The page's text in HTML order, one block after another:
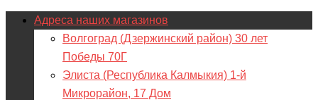
Адреса наших магазинов
Волгоград (Дзержинский район) 30 лет
Победы 70Г
Элиста (Республика Калмыкия) 1-й
Микрорайон, 17 Дом